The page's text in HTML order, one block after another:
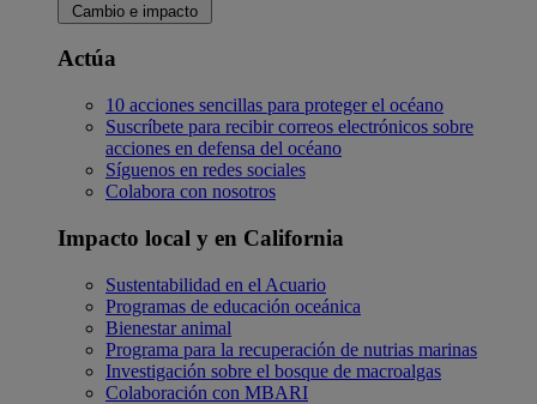
Cambio e impacto
Actúa
10 acciones sencillas para proteger el océano
Suscríbete para recibir correos electrónicos sobre
acciones en defensa del océano
Síguenos en redes sociales
Colabora con nosotros
Impacto local y en California
Sustentabilidad en el Acuario
Programas de educación oceánica
Bienestar animal
Programa para la recuperación de nutrias marinas
Investigación sobre el bosque de macroalgas
Colaboración con MBARI